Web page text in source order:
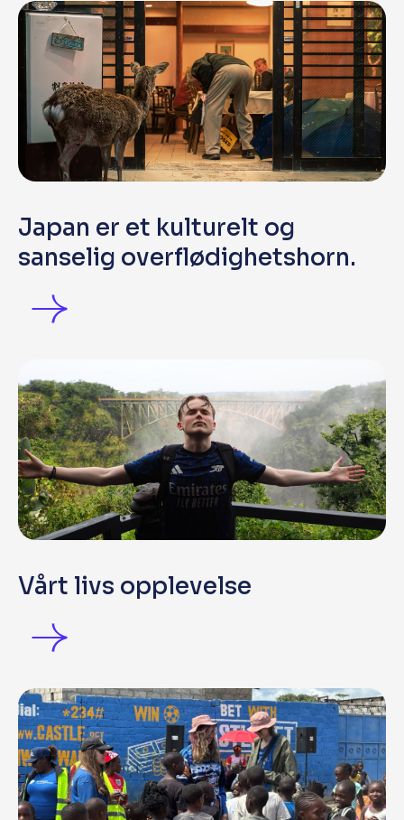
Japan er et kulturelt og
sanselig overflødighetshorn.
Vårt livs opplevelse